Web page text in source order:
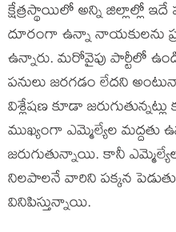
క్షేత్రస్థాయిలో అన్ని జిల్లాల్లో ఇదే
దూరంగా ఉన్నా నాయకులను
ఉన్నారు. మరోవైపు పార్టీలో
పనులు జరగడం లేదని
విశ్లేషణ కూడా
ముఖ్యంగా ఎమ్మెల్యేల మద్దతు
జరుగుతున్నాయి. కానీ
నిలపాలనే వారిని పక్కన
వినిపిస్తున్నాయి.